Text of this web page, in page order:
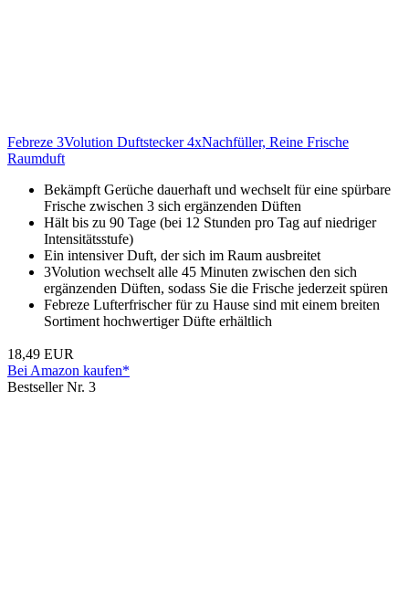
Febreze 3Volution Duftstecker 4xNachfüller, Reine Frische
Raumduft
Bekämpft Gerüche dauerhaft und wechselt für eine spürbare
Frische zwischen 3 sich ergänzenden Düften
Hält bis zu 90 Tage (bei 12 Stunden pro Tag auf niedriger
Intensitätsstufe)
Ein intensiver Duft, der sich im Raum ausbreitet
3Volution wechselt alle 45 Minuten zwischen den sich
ergänzenden Düften, sodass Sie die Frische jederzeit spüren
Febreze Lufterfrischer für zu Hause sind mit einem breiten
Sortiment hochwertiger Düfte erhältlich
18,49 EUR
Bei Amazon kaufen*
Bestseller Nr. 3